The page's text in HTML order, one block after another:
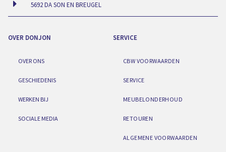
5692 DA SON EN BREUGEL
OVER DONJON
OVER ONS
GESCHIEDENIS
WERKEN BIJ
SOCIALE MEDIA
SERVICE
CBW VOORWAARDEN
SERVICE
MEUBELONDERHOUD
RETOUREN
ALGEMENE VOORWAARDEN